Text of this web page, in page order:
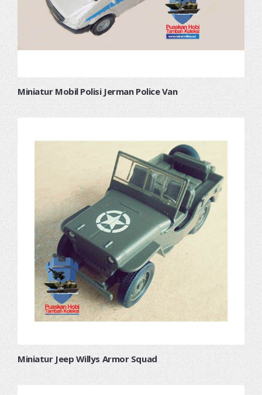
Miniatur Mobil Polisi Jerman Police Van
Miniatur Jeep Willys Armor Squad